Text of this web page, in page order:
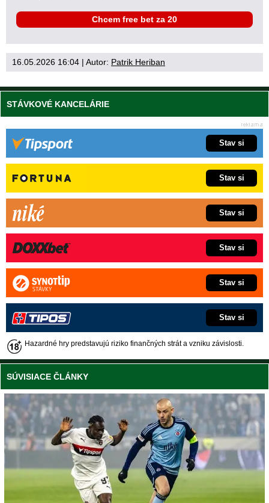
Chcem free bet za 20
16.05.2026 16:04 | Autor: Patrik Heriban
STÁVKOVÉ KANCELÁRIE
Stav si
Stav si
Stav si
Stav si
Stav si
Stav si
Hazardné hry predstavujú riziko finančných strát a vzniku závislosti.
SÚVISIACE ČLÁNKY